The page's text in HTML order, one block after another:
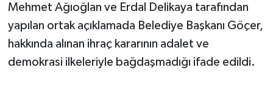
Mehmet Ağıoğlan ve Erdal Delikaya tarafından
yapılan ortak açıklamada Belediye Başkanı Göçer,
hakkında alınan ihraç kararının adalet ve
demokrasi ilkeleriyle bağdaşmadığı ifade edildi.